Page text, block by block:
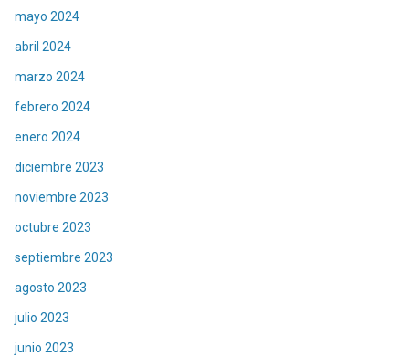
mayo 2024
abril 2024
marzo 2024
febrero 2024
enero 2024
diciembre 2023
noviembre 2023
octubre 2023
septiembre 2023
agosto 2023
julio 2023
junio 2023